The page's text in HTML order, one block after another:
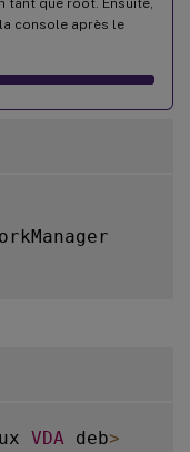
console après le
VDA deb>